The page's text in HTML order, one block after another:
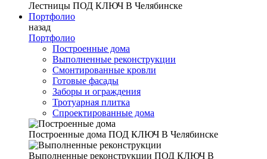
Лестницы ПОД КЛЮЧ В Челябинске
Портфолио
назад
Портфолио
Построенные дома
Выполненные реконструкции
Смонтированные кровли
Готовые фасады
Заборы и ограждения
Тротуарная плитка
Спроектированные дома
Построенные дома ПОД КЛЮЧ В Челябинске
Выполненные реконструкции ПОД КЛЮЧ В